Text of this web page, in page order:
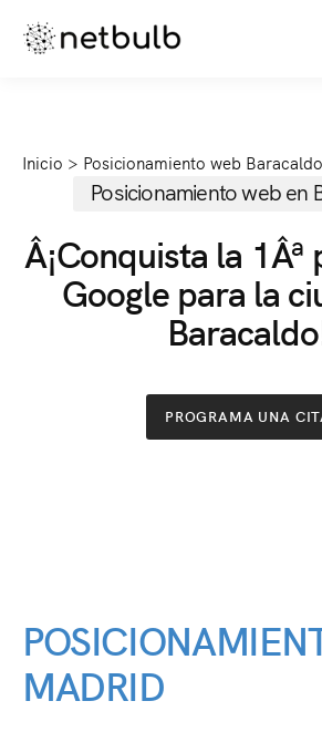
Inicio > Posicionamiento web Baracaldo
Posicionamiento web en
Â¡Conquista la 1Âª
Google para la
PROGRAMA UNA
MADRID